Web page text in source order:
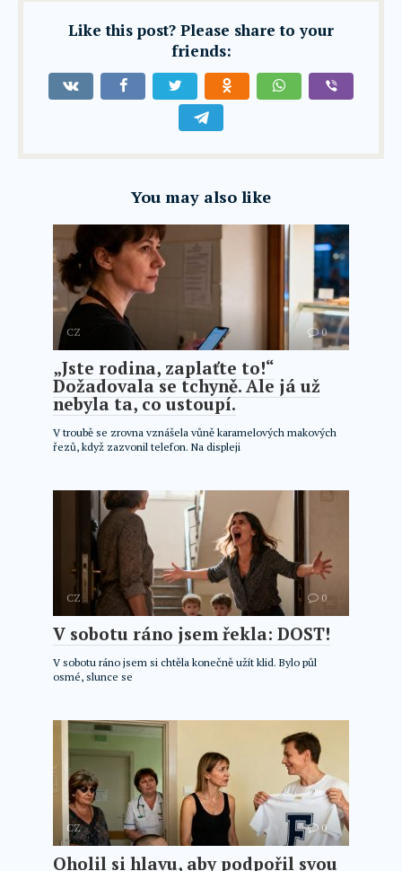
Like this post? Please share to your
friends:
You may also like
CZ 0
„Jste rodina, zaplaťte to!“
Dožadovala se tchyně. Ale já už
nebyla ta, co ustoupí.
V troubě se zrovna vznášela vůně karamelových makových
řezů, když zazvonil telefon. Na displeji
CZ 0
V sobotu ráno jsem řekla: DOST!
V sobotu ráno jsem si chtěla konečně užít klid. Bylo půl
osmé, slunce se
CZ 0
Oholil si hlavu, aby podpořil svou